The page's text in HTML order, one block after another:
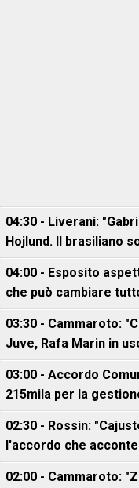
04:30 - Liverani:
Hojlund. Il brasiliano
04:00 - Esposito
che può cambiare
03:30 - Cammaroto:
Juve, Rafa Marin in
03:00 - Accordo
215mila per la
02:30 - Rossin:
l'accordo che
02:00 - Cammaroto: